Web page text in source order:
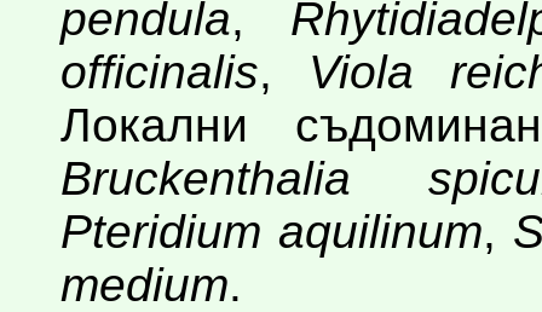
pendula,
officinalis, Viola
Локални
Bruckenthalia
Pteridium aquilinum,
medium.